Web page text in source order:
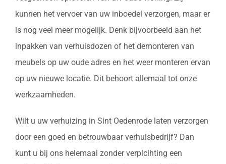
kunnen het vervoer van uw inboedel verzorgen, maar er
is nog veel meer mogelijk. Denk bijvoorbeeld aan het
inpakken van verhuisdozen of het demonteren van
meubels op uw oude adres en het weer monteren ervan
op uw nieuwe locatie. Dit behoort allemaal tot onze
werkzaamheden.
Wilt u uw verhuizing in Sint Oedenrode laten verzorgen
door een goed en betrouwbaar verhuisbedrijf? Dan
kunt u bij ons helemaal zonder verplcihting een